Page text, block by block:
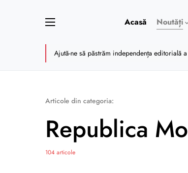
Acasă Noutăți
Ajută-ne să păstrăm independența editorială a
Articole din categoria:
Republica
104 articole